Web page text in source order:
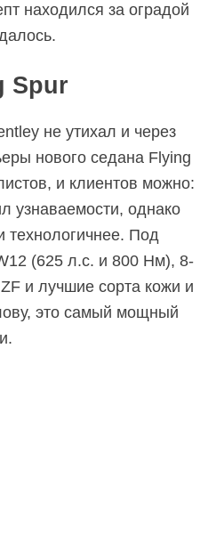
находился за оградой
Spur
не утихал и через
нового седана Flying
и клиентов можно:
узнаваемости, однако
технологичнее. Под
(625 л.с. и 800 Нм), 8-
и лучшие сорта кожи и
это самый мощный